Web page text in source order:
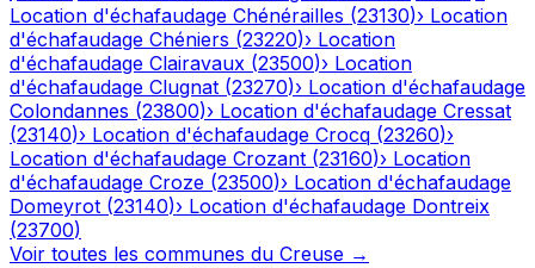
Location d'échafaudage Chénérailles (23130)› Location
d'échafaudage Chéniers (23220)› Location
d'échafaudage Clairavaux (23500)› Location
d'échafaudage Clugnat (23270)› Location d'échafaudage
Colondannes (23800)› Location d'échafaudage Cressat
(23140)› Location d'échafaudage Crocq (23260)›
Location d'échafaudage Crozant (23160)› Location
d'échafaudage Croze (23500)› Location d'échafaudage
Domeyrot (23140)› Location d'échafaudage Dontreix
(23700)
Voir toutes les communes du Creuse →